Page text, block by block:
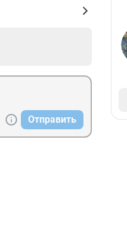
Отправить